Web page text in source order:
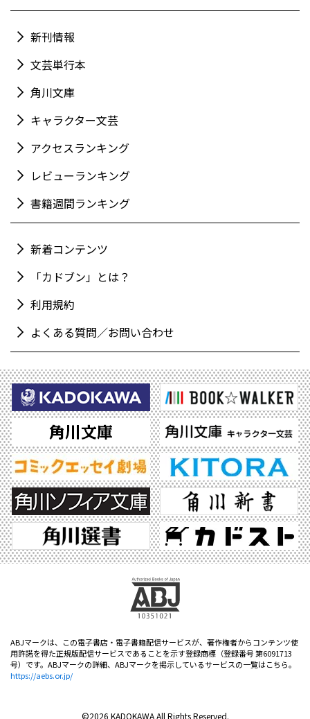
新刊情報
文芸単行本
角川文庫
キャラクター文芸
アクセスランキング
レビューランキング
書籍週間ランキング
新着コンテンツ
「カドブン」とは？
利用規約
よくある質問／お問い合わせ
ABJマークは、この電子書店・電子書籍配信サービスが、著作権者からコンテンツ使
用許諾を得た正規版配信サービスであることを示す登録商標（登録番号 第6091713
号）です。ABJマークの詳細、ABJマークを掲示しているサービスの一覧はこちら。
https://aebs.or.jp/
©2026 KADOKAWA All Rights Reserved.